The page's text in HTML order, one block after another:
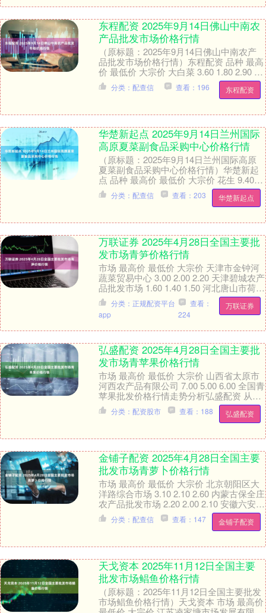
东程配资 2025年9月14日佛山中南农
产品批发市场价格行情
（原标题：2025年9月14日佛山中南农产
品批发市场价格行情）东程配资 品种 最高
价 最低价 大宗价 大白菜 3.60 1.80 2.90 油
菜 5.40 3.....
东程配资
分类：配查信 查看：196
华楚新起点 2025年9月14日兰州国际
高原夏菜副食品采购中心价格行情
（原标题：2025年9月14日兰州国际高原
夏菜副食品采购中心价格行情）华楚新起
点 品种 最高价 最低价 大宗价 花生 9.40
8.46 8.71 大白菜 1.....
华楚新起点
分类：配查信 查看：203
万联证券 2025年4月28日全国主要批
发市场青笋价格行情
市场 最高价 最低价 大宗价 天津市金钟河
蔬菜贸易中心 3.00 2.00 2.20 天津碧城农产
品批发市场 1.60 1.40 1.50 河北唐山市荷花
坑市场....
万联证券
分类：正规配资平台
app
查看：
224
弘盛配资 2025年4月28日全国主要批
发市场青苹果价格行情
市场 最高价 最低价 大宗价 山西省太原市
河西农产品有限公司 7.00 5.00 6.00 全国青
苹果批发价格行情走势分析弘盛配资 从今
日全国青苹果批发市场价格....
弘盛配资
分类：配资股市 查看：188
金铺子配资 2025年4月28日全国主要
批发市场青萝卜价格行情
市场 最高价 最低价 大宗价 北京朝阳区大
洋路综合市场 3.10 2.10 2.60 内蒙古保全庄
农产品批发市场 2.20 2.00 2.10 安徽六安市
裕安区....
金铺子配资
分类：配查信 查看：147
天戈资本 2025年11月12日全国主要
批发市场鲳鱼价格行情
（原标题：2025年11月12日全国主要批发
市场鲳鱼价格行情）天戈资本 市场 最高价